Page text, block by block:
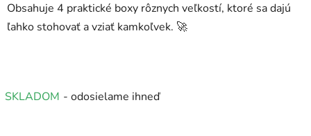
Obsahuje 4 praktické boxy rôznych veľkostí, ktoré sa dajú
ľahko stohovať a vziať kamkoľvek. 🚀
SKLADOM - odosielame ihneď